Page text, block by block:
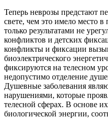
Теперь неврозы предстают
свете, чем это имело место
только результатами не
конфликтов и детских
конфликты и фиксации
биоэлектрического
фиксируются на телесном
недопустимо отделение
Душевные заболевания
нарушениями, которые
телесной сферах. В основе
биологической энергии,